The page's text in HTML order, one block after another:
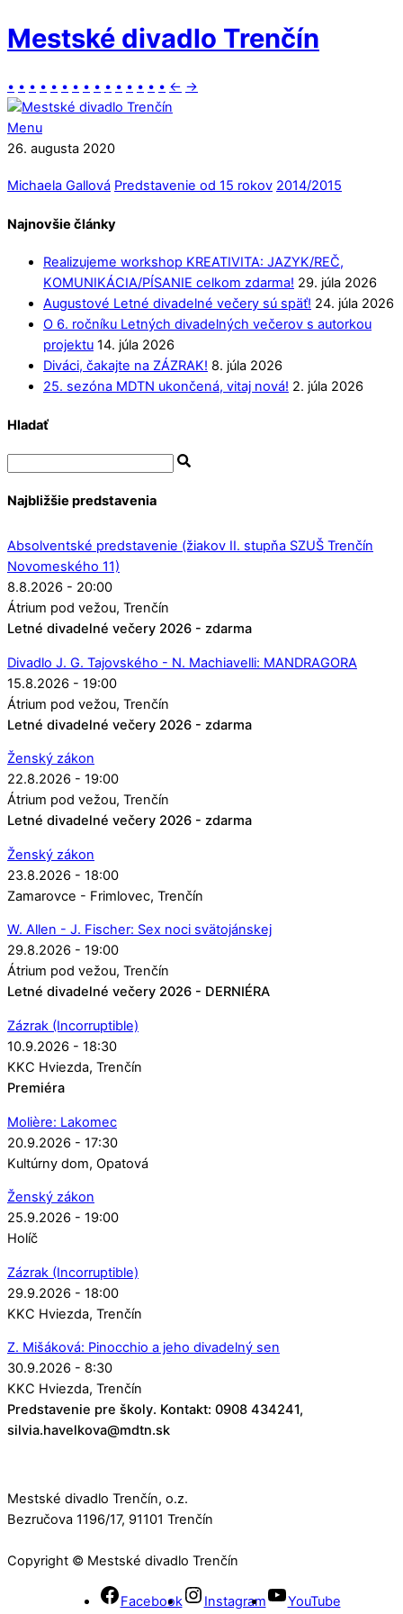
Mestské divadlo Trenčín
• • • • • • • • • • • • • • • ← →
Menu
26. augusta 2020
Michaela Gallová Predstavenie od 15 rokov 2014/2015
Najnovšie články
Realizujeme workshop KREATIVITA: JAZYK/REČ,
KOMUNIKÁCIA/PÍSANIE celkom zdarma! 29. júla 2026
Augustové Letné divadelné večery sú späť! 24. júla 2026
O 6. ročníku Letných divadelných večerov s autorkou
projektu 14. júla 2026
Diváci, čakajte na ZÁZRAK! 8. júla 2026
25. sezóna MDTN ukončená, vitaj nová! 2. júla 2026
Hladať
Najbližšie predstavenia
Absolventské predstavenie (žiakov II. stupňa SZUŠ Trenčín
Novomeského 11)
8.8.2026 - 20:00
Átrium pod vežou Trenčín
Letné divadelné večery 2026 - zdarma
Divadlo J. G. Tajovského - N. Machiavelli: MANDRAGORA
15.8.2026 - 19:00
Átrium pod vežou Trenčín
Letné divadelné večery 2026 - zdarma
Ženský zákon
22.8.2026 - 19:00
Átrium pod vežou Trenčín
Letné divadelné večery 2026 - zdarma
Ženský zákon
23.8.2026 - 18:00
Zamarovce - Frimlovec Trenčín
W. Allen - J. Fischer: Sex noci svätojánskej
29.8.2026 - 19:00
Átrium pod vežou Trenčín
Letné divadelné večery 2026 - DERNIÉRA
Zázrak (Incorruptible)
10.9.2026 - 18:30
KKC Hviezda Trenčín
Premiéra
Molière: Lakomec
20.9.2026 - 17:30
Kultúrny dom Opatová
Ženský zákon
25.9.2026 - 19:00
Holíč
Zázrak (Incorruptible)
29.9.2026 - 18:00
KKC Hviezda Trenčín
Z. Mišáková: Pinocchio a jeho divadelný sen
30.9.2026 - 8:30
KKC Hviezda Trenčín
Predstavenie pre školy. Kontakt: 0908 434241,
silvia.havelkova@mdtn.sk
Mestské divadlo Trenčín, o.z.
Bezručova 1196/17, 91101 Trenčín
Copyright © Mestské divadlo Trenčín
Facebook Instagram YouTube